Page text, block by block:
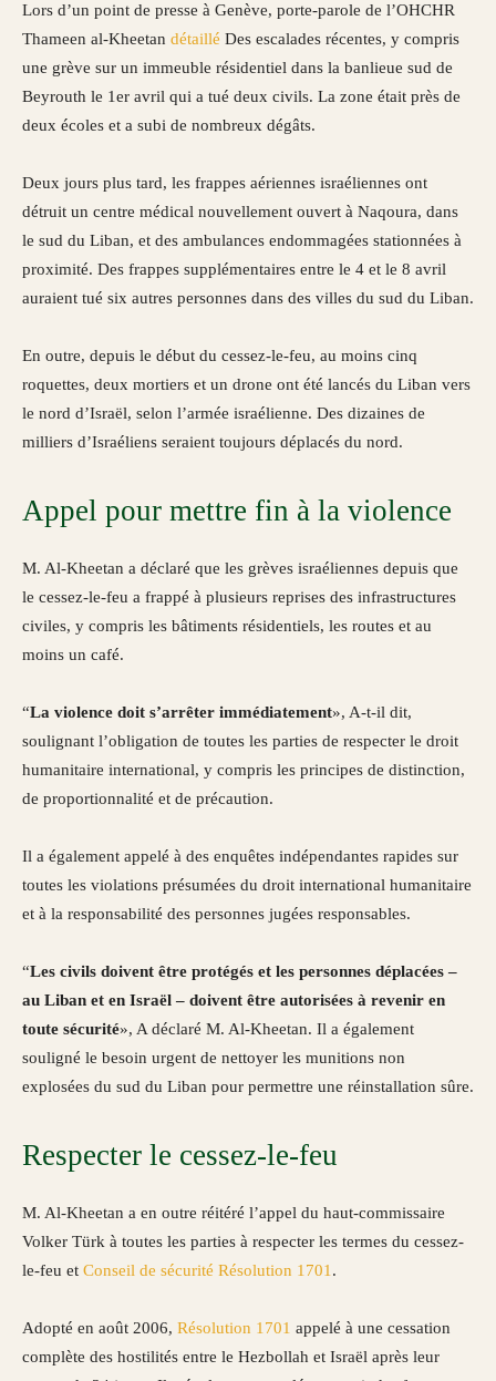
Lors d’un point de presse à Genève, porte-parole de l’OHCHR
Thameen al-Kheetan détaillé Des escalades récentes, y compris
une grève sur un immeuble résidentiel dans la banlieue sud de
Beyrouth le 1er avril qui a tué deux civils. La zone était près de
deux écoles et a subi de nombreux dégâts.
Deux jours plus tard, les frappes aériennes israéliennes ont
détruit un centre médical nouvellement ouvert à Naqoura, dans
le sud du Liban, et des ambulances endommagées stationnées à
proximité. Des frappes supplémentaires entre le 4 et le 8 avril
auraient tué six autres personnes dans des villes du sud du Liban.
En outre, depuis le début du cessez-le-feu, au moins cinq
roquettes, deux mortiers et un drone ont été lancés du Liban vers
le nord d’Israël, selon l’armée israélienne. Des dizaines de
milliers d’Israéliens seraient toujours déplacés du nord.
Appel pour mettre fin à la violence
M. Al-Kheetan a déclaré que les grèves israéliennes depuis que
le cessez-le-feu a frappé à plusieurs reprises des infrastructures
civiles, y compris les bâtiments résidentiels, les routes et au
moins un café.
“La violence doit s’arrêter immédiatement», A-t-il dit,
soulignant l’obligation de toutes les parties de respecter le droit
humanitaire international, y compris les principes de distinction,
de proportionnalité et de précaution.
Il a également appelé à des enquêtes indépendantes rapides sur
toutes les violations présumées du droit international humanitaire
et à la responsabilité des personnes jugées responsables.
“Les civils doivent être protégés et les personnes déplacées –
au Liban et en Israël – doivent être autorisées à revenir en
toute sécurité», A déclaré M. Al-Kheetan. Il a également
souligné le besoin urgent de nettoyer les munitions non
explosées du sud du Liban pour permettre une réinstallation sûre.
Respecter le cessez-le-feu
M. Al-Kheetan a en outre réitéré l’appel du haut-commissaire
Volker Türk à toutes les parties à respecter les termes du cessez-
le-feu et Conseil de sécurité Résolution 1701 .
Adopté en août 2006, Résolution 1701 appelé à une cessation
complète des hostilités entre le Hezbollah et Israël après leur